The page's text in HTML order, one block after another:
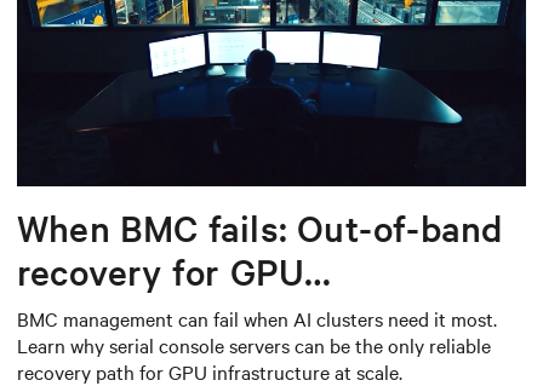
When BMC fails: Out-of-band
recovery for GPU
infrastructure
BMC management can fail when AI clusters need it most.
Learn why serial console servers can be the only reliable
recovery path for GPU infrastructure at scale.